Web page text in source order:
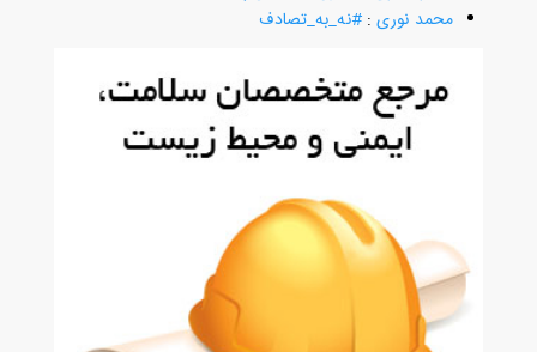
محمد نوری:#نه_به_تصادف